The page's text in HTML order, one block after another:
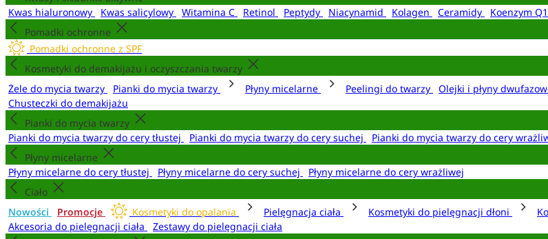
Kwas hialuronowy
Kwas salicylowy Witamina C Retinol Peptydy Niacynamid Kolagen Ceramidy Koenzym
Pomadki ochronne
Pomadki ochronne z SPF
Kosmetyki do demakijażu i oczyszczania twarzy
Żele do mycia twarzy
Pianki do mycia twarzy Płyny micelarne Peelingi do twarzy Olejki i płyny
Chusteczki do demakijażu
Pianki do mycia twarzy
Pianki do mycia twarzy do cery tłustej
Pianki do mycia twarzy do cery suchej
Pianki do mycia twarzy do cery
Płyny micelarne
Płyny micelarne do cery tłustej
Płyny micelarne do cery suchej
Płyny micelarne do cery wrażliwej
Ciało
Nowości
Promocje Kosmetyki do opalania Pielęgnacja ciała Kosmetyki do pielęgnacji dłoni
Akcesoria do pielęgnacji ciała
Zestawy do pielęgnacji ciała